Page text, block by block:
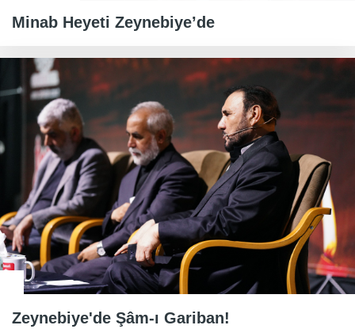
Minab Heyeti Zeynebiye’de
Zeynebiye'de Şâm-ı Gariban!